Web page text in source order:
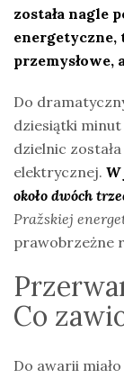
została nagle
energetyczne,
przemysłowe,
Do
dziesiątki
dzielnic
elektrycznej. W
około dwóch
Pražskiej
prawobrzeżne
Co
Do awarii